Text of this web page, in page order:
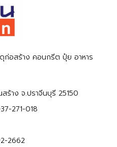
ก่อสร้าง คอนกรีต ปุ๋ย อาหาร
สร้าง จ.ปราจีนบุรี 25150
271-018
2662